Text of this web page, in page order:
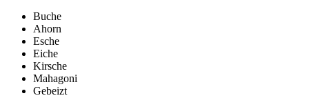
Buche
Ahorn
Esche
Eiche
Kirsche
Mahagoni
Gebeizt